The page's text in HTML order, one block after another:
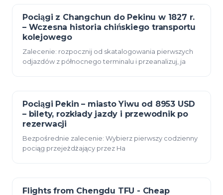
23 grudnia 2025
Pociągi z Changchun do Pekinu w 1827 r.
– Wczesna historia chińskiego transportu
kolejowego
Zalecenie: rozpocznij od skatalogowania pierwszych
odjazdów z północnego terminalu i przeanalizuj, ja
23 grudnia 2025
Pociągi Pekin – miasto Yiwu od 8953 USD
– bilety, rozkłady jazdy i przewodnik po
rezerwacji
Bezpośrednie zalecenie: Wybierz pierwszy codzienny
pociąg przejeżdżający przez Ha
23 grudnia 2025
Flights from Chengdu TFU - Cheap